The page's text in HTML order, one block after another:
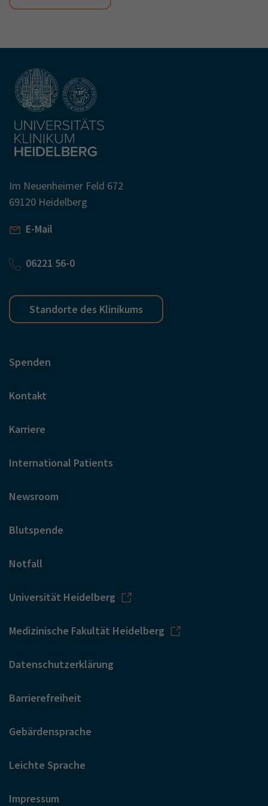
Im Neuenheimer Feld 672
69120 Heidelberg
E-Mail
06221 56-0
Standorte des Klinikums
Spenden
Kontakt
Karriere
International Patients
Newsroom
Blutspende
Notfall
Universität Heidelberg
Medizinische Fakultät Heidelberg
Datenschutzerklärung
Barrierefreiheit
Gebärdensprache
Leichte Sprache
Impressum